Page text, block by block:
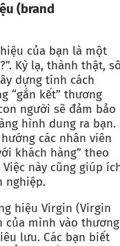
(brand
của bạn là một
Kỳ lạ, thành thật,
dựng tính cách
“gắn kết” thương
người sẽ đảm bảo
hình dung ra bạn.
các nhân viên
khách hàng” theo
này cũng giúp
nghiệp.
hiệu Virgin (Virgin
của mình vào thương
lưu. Các bạn biết